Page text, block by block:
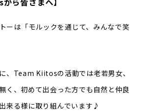
は「モルックを通じて、みんなで笑
、Team Kiitosの活動では老若男女、
く、初めて出会った方でも自然と仲良
来る様に取り組んでいます♪